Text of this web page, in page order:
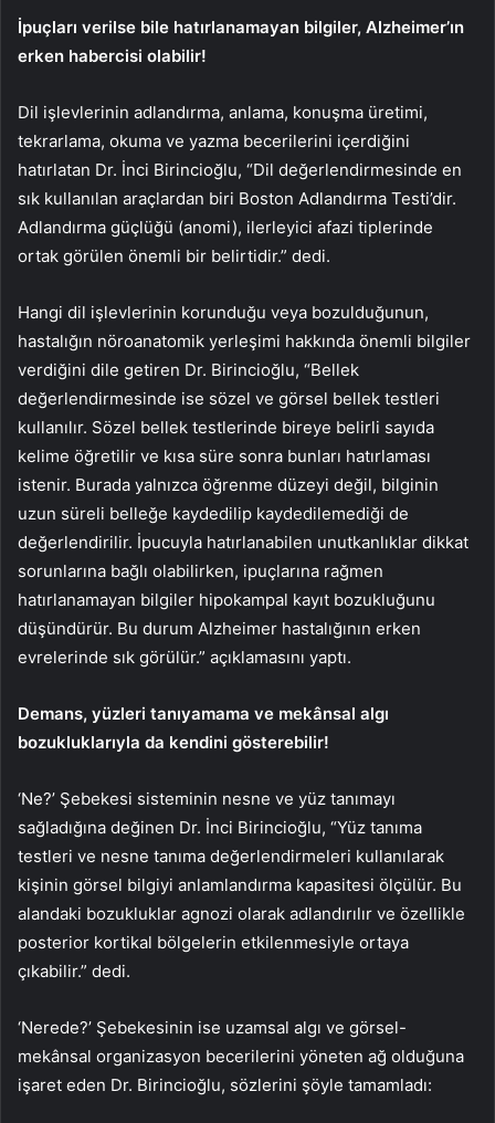
İpuçları verilse bile hatırlanamayan bilgiler, Alzheimer’ın
erken habercisi olabilir!
Dil işlevlerinin adlandırma, anlama, konuşma üretimi,
tekrarlama, okuma ve yazma becerilerini içerdiğini
hatırlatan Dr. İnci Birincioğlu, “Dil değerlendirmesinde en
sık kullanılan araçlardan biri Boston Adlandırma Testi’dir.
Adlandırma güçlüğü (anomi), ilerleyici afazi tiplerinde
ortak görülen önemli bir belirtidir.” dedi.
Hangi dil işlevlerinin korunduğu veya bozulduğunun,
hastalığın nöroanatomik yerleşimi hakkında önemli bilgiler
verdiğini dile getiren Dr. Birincioğlu, “Bellek
değerlendirmesinde ise sözel ve görsel bellek testleri
kullanılır. Sözel bellek testlerinde bireye belirli sayıda
kelime öğretilir ve kısa süre sonra bunları hatırlaması
istenir. Burada yalnızca öğrenme düzeyi değil, bilginin
uzun süreli belleğe kaydedilip kaydedilemediği de
değerlendirilir. İpucuyla hatırlanabilen unutkanlıklar dikkat
sorunlarına bağlı olabilirken, ipuçlarına rağmen
hatırlanamayan bilgiler hipokampal kayıt bozukluğunu
düşündürür. Bu durum Alzheimer hastalığının erken
evrelerinde sık görülür.” açıklamasını yaptı.
Demans, yüzleri tanıyamama ve mekânsal algı
bozukluklarıyla da kendini gösterebilir!
‘Ne?’ Şebekesi sisteminin nesne ve yüz tanımayı
sağladığına değinen Dr. İnci Birincioğlu, “Yüz tanıma
testleri ve nesne tanıma değerlendirmeleri kullanılarak
kişinin görsel bilgiyi anlamlandırma kapasitesi ölçülür. Bu
alandaki bozukluklar agnozi olarak adlandırılır ve özellikle
posterior kortikal bölgelerin etkilenmesiyle ortaya
çıkabilir.” dedi.
‘Nerede?’ Şebekesinin ise uzamsal algı ve görsel-
mekânsal organizasyon becerilerini yöneten ağ olduğuna
işaret eden Dr. Birincioğlu, sözlerini şöyle tamamladı: